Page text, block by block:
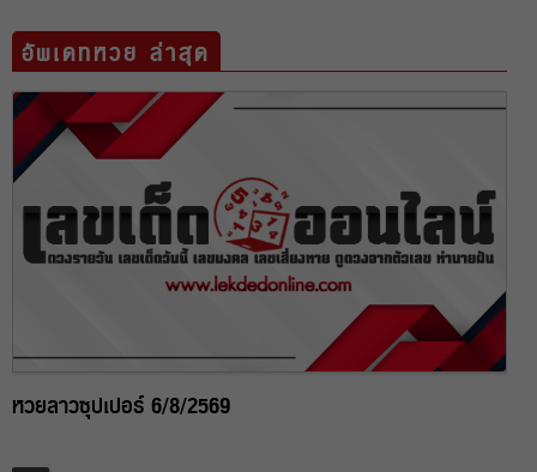
อัพเดทหวย ล่าสุด
หวยลาวซุปเปอร์ 6/8/2569